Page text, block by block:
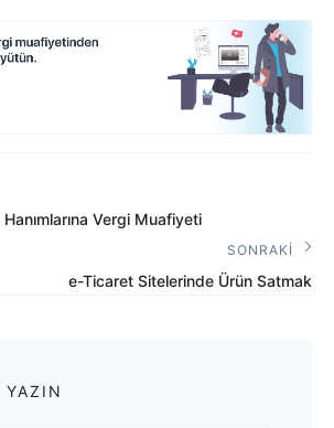
Vergi Muafiyeti
SONRAKI
Sonraki
e-Ticaret Sitelerinde Ürün Satmak
YAZIN